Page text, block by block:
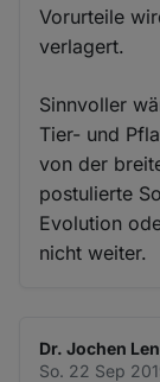
Vorurteile
verlagert.
Sinnvoller
Tier- und
von der
postulierte
Evolution
nicht weiter.
Dr. Jochen
So. 22 Sep